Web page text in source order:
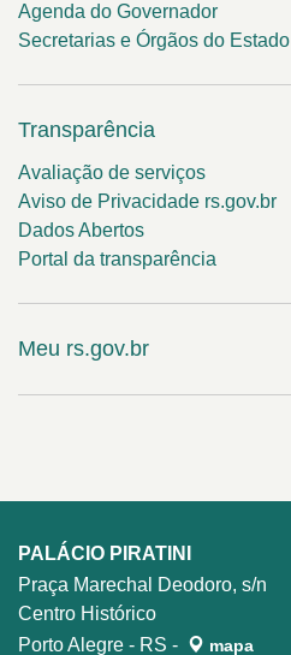
Agenda do Governador
Secretarias e Órgãos do Estado
Transparência
Avaliação de serviços
Aviso de Privacidade rs.gov.br
Dados Abertos
Portal da transparência
Meu rs.gov.br
PALÁCIO PIRATINI
Praça Marechal Deodoro, s/n
Centro Histórico
Porto Alegre - RS -
mapa